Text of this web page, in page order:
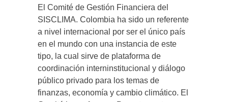
El Comité de Gestión Financiera del
SISCLIMA. Colombia ha sido un referente
a nivel internacional por ser el único país
en el mundo con una instancia de este
tipo, la cual sirve de plataforma de
coordinación interninstitucional y diálogo
público privado para los temas de
finanzas, economía y cambio climático. El